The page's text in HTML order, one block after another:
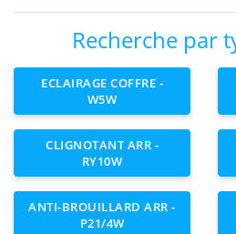
Recherche par
ECLAIRAGE COFFRE -
W5W
CLIGNOTANT ARR -
RY10W
ANTI-BROUILLARD ARR -
P21/4W